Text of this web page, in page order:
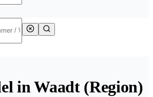
in Waadt (Region)